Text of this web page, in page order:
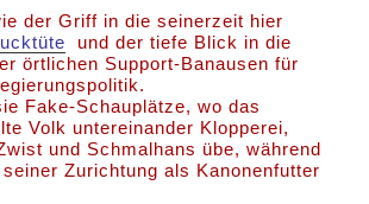
der Griff in die seinerzeit hier
und der tiefe Blick in die
örtlichen Support-Banausen für
Fake-Schauplätze, wo das
Volk untereinander Klopperei,
und Schmalhans übe, während
Zurichtung als Kanonenfutter